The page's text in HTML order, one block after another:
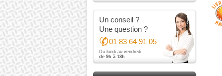
à
Un conseil ?
Une question ?
01 83 64 91 05
Du lundi au vendredi
de 9h à 18h